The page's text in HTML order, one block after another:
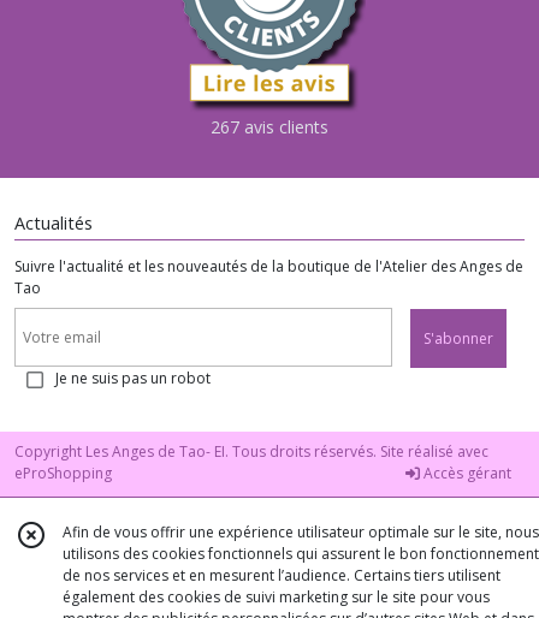
267 avis clients
Actualités
Suivre l'actualité et les nouveautés de la boutique de l'Atelier des Anges de
Tao
S'abonner
Je ne suis pas un robot
Copyright Les Anges de Tao- EI. Tous droits réservés. Site réalisé avec
eProShopping
Accès gérant
Afin de vous offrir une expérience utilisateur optimale sur le site, nous
utilisons des cookies fonctionnels qui assurent le bon fonctionnement
de nos services et en mesurent l’audience. Certains tiers utilisent
également des cookies de suivi marketing sur le site pour vous